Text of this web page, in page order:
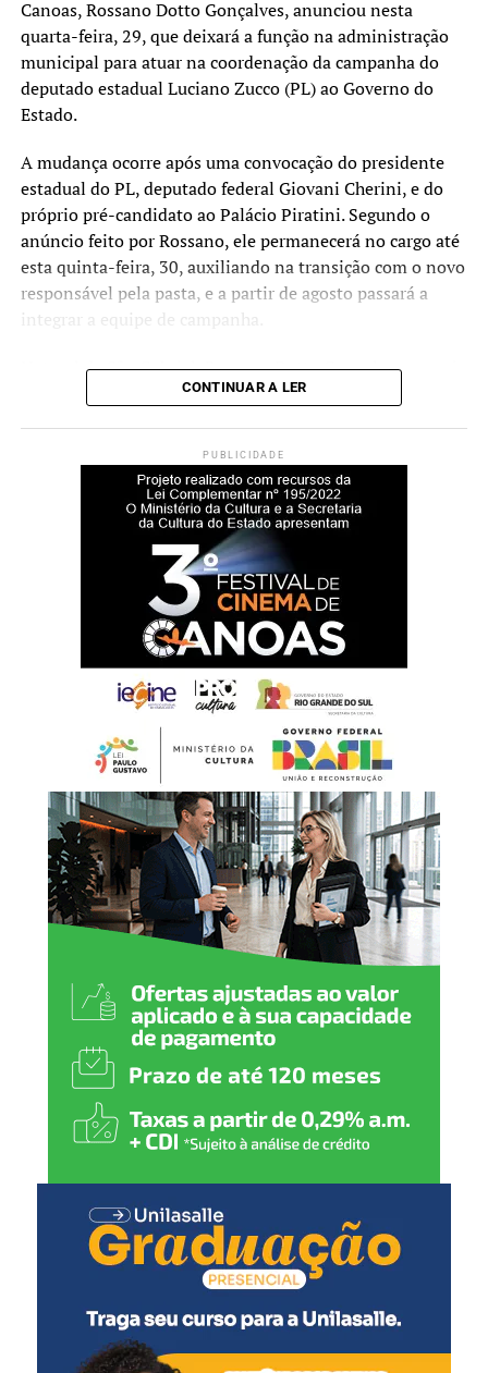
Canoas, Rossano Dotto Gonçalves, anunciou nesta
quarta-feira, 29, que deixará a função na administração
municipal para atuar na coordenação da campanha do
deputado estadual Luciano Zucco (PL) ao Governo do
Estado.
A mudança ocorre após uma convocação do presidente
estadual do PL, deputado federal Giovani Cherini, e do
próprio pré-candidato ao Palácio Piratini. Segundo o
anúncio feito por Rossano, ele permanecerá no cargo até
esta quinta-feira, 30, auxiliando na transição com o novo
responsável pela pasta, e a partir de agosto passará a
integrar a equipe de campanha.
Natural de São Gabriel, Rossano Dotto Gonçalves possui
trajetória na gestão pública municipal. Ele foi prefeito do
associações regionais. Recentemente, coordenou as
campanhas eleitorais que resultaram nas vitórias para as
prefeituras de São Gabriel e Canoas.
Durante sua atuação como prefeito de São Gabriel,
Rossano esteve à frente de projetos nas áreas de
educação, saúde, habitação e desenvolvimento
econômico. Entre as iniciativas citadas estão a adoção do
Piso Nacional do Magistério, ações de modernização
pedagógica, a criação do Pronto Atendimento 24 Horas,
unidades de saúde e programas habitacionais, além de
medidas voltadas aos setores industrial e do agronegócio.
Em nota publicada nas redes sociais, o ex-secretário
informou que comunicou a decisão ao prefeito de
Canoas, Airton Souza, e que passará a atuar na
coordenação da campanha de Luciano Zucco.
“Estarei fazendo parte da
coordenação da campanha
ao Palácio Piratini, o que
vai exigir que eu me afaste
das minhas funções na
Secretaria Municipal de
Relações Institucionais do
governo canoense”,
declarou.
Rossano também agradeceu ao prefeito, ao vice-prefeito
Rodrigo Busato, secretários municipais, vereadores da
base aliada e demais integrantes da administração
municipal pelo período em que esteve na gestão.
CONTINUAR A LER
PUBLICIDADE